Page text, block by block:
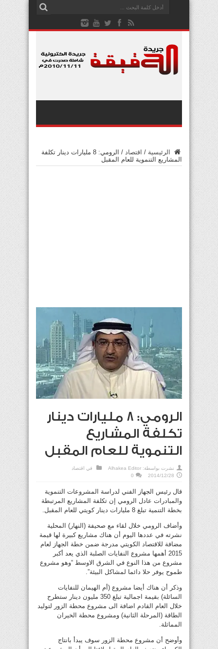
الرئيسية / اقتصاد /
الرومي: 8 مليارات دينار تكلفة
المشاريع التنموية للعام المقبل
الرومي: 8 مليارات دينار
تكلفة المشاريع
التنموية للعام المقبل
نشرت بواسطة: Alhakea Editor في اقتصاد
2014/12/28
0
قال رئيس الجهاز الفني لدراسة المشروعات التنموية
والمبادرات عادل الرومي إن تكلفة المشاريع المرتبطة
بخطة التنمية تبلغ 8 مليارات دينار كويتي للعام المقبل.
وأضاف الرومي خلال لقاء مع صحيفة (النهار) المحلية
نشرته في عددها اليوم أن هناك مشاريع كبيرة لها قيمة
مضافة للاقتصاد الكويتي مدرجة ضمن خطة الجهاز لعام
2015 أهمها مشروع النفايات الصلبة الذي يعد أكبر
مشروع من هذا النوع في الشرق الاوسط “وهو مشروع
طموح يوفر حلا دائما لمشاكل البيئة”.
وذكر أن هناك أيضا مشروع (أم الهيمان للنفايات
السائلة) بقيمة اجمالية تبلغ 350 مليون دينار ستطرح
خلال العام القادم اضافة الى مشروع محطة الزور لتوليد
الطاقة (المرحلة الثانية) ومشروع محطة الخيران
المماثلة.
وأوضح أن مشروع محطة الزور سوف يبدأ بانتاج